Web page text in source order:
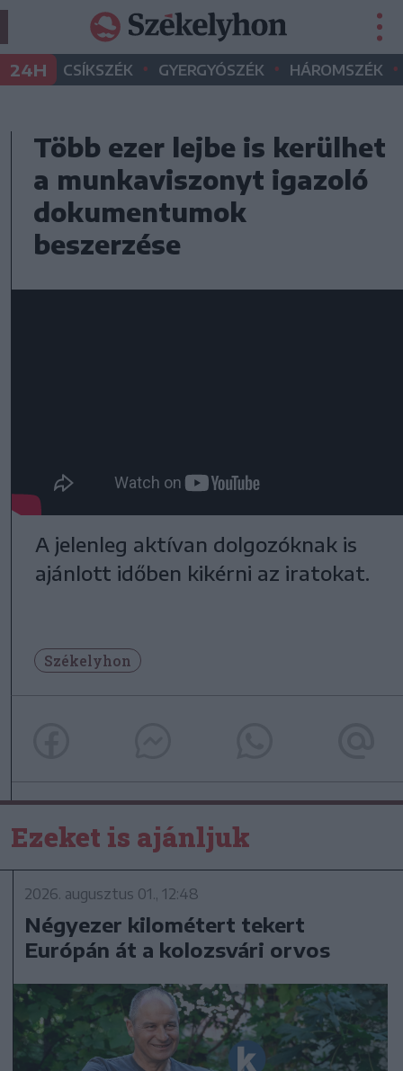
24H CSÍKSZÉK • GYERGYÓSZÉK • HÁROMSZÉK •
Több ezer lejbe is kerülhet
a munkaviszonyt igazoló
dokumentumok
beszerzése
A jelenleg aktívan dolgozóknak is
ajánlott időben kikérni az iratokat.
Székelyhon
Ezeket is ajánljuk
2026. augusztus 01., 12:48
Négyezer kilométert tekert
Európán át a kolozsvári orvos